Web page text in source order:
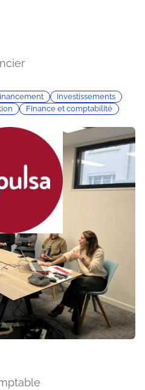
Investissements
Finance et comptabilité